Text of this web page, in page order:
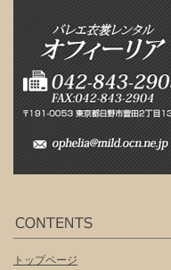
トップページ